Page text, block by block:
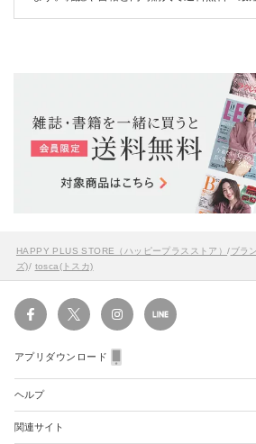
HAPPY PLUS STORE（ハッピープラスストア）/ブラ
ズ)/ tosca(トスカ)
アプリダウンロード
ヘルプ
ショッピングガイド
関連サイト